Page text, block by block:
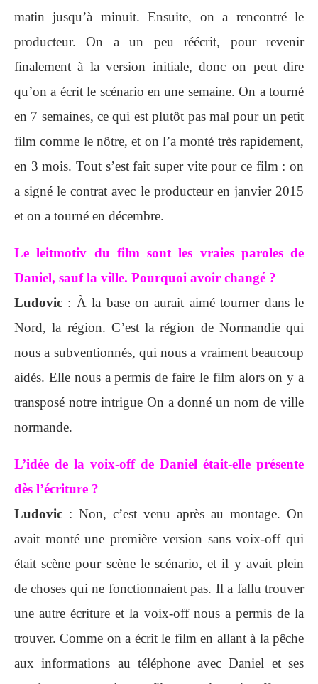
matin jusqu’à minuit. Ensuite, on a rencontré le
producteur. On a un peu réécrit, pour revenir
finalement à la version initiale, donc on peut dire
qu’on a écrit le scénario en une semaine. On a tourné
en 7 semaines, ce qui est plutôt pas mal pour un petit
film comme le nôtre, et on l’a monté très rapidement,
en 3 mois. Tout s’est fait super vite pour ce film : on
a signé le contrat avec le producteur en janvier 2015
et on a tourné en décembre.
Le leitmotiv du film sont les vraies paroles de
Daniel, sauf la ville. Pourquoi avoir changé ?
Ludovic : À la base on aurait aimé tourner dans le
Nord, la région. C’est la région de Normandie qui
nous a subventionnés, qui nous a vraiment beaucoup
aidés. Elle nous a permis de faire le film alors on y a
transposé notre intrigue On a donné un nom de ville
normande.
L’idée de la voix-off de Daniel était-elle présente
dès l’écriture ?
Ludovic : Non, c’est venu après au montage. On
avait monté une première version sans voix-off qui
était scène pour scène le scénario, et il y avait plein
de choses qui ne fonctionnaient pas. Il a fallu trouver
une autre écriture et la voix-off nous a permis de la
trouver. Comme on a écrit le film en allant à la pêche
aux informations au téléphone avec Daniel et ses